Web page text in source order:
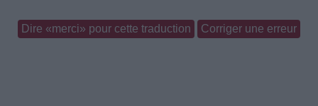
Dire «merci» pour cette traduction Corriger une erreur